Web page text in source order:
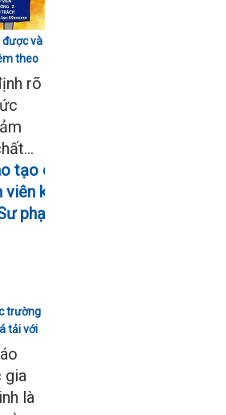
được và
theo
rõ
trường
tải với
tự
gia
là